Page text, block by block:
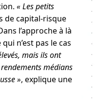
« Les petits
de capital-risque
l’approche à là
n’est pas le cas
mais ils ont
médians
», explique une